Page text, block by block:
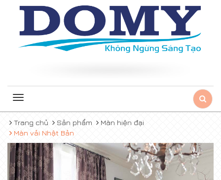
Toggle
Trang chủ
Sản phẩm
Màn hiện đại
Màn vải Nhật Bản